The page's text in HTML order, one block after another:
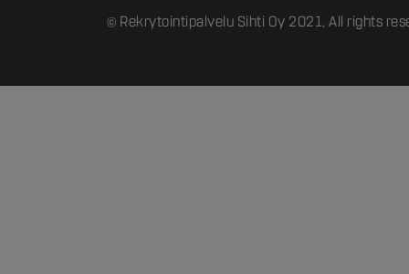
© Rekrytointipalvelu Sihti Oy 2021, All rights